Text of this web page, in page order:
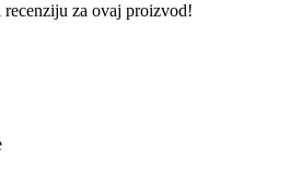
za ovaj proizvod!